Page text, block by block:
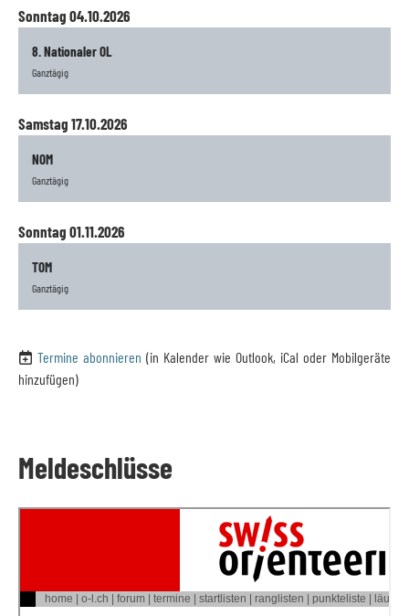
Sonntag 04.10.2026
8. Nationaler OL
Ganztägig
Samstag 17.10.2026
NOM
Ganztägig
Sonntag 01.11.2026
TOM
Ganztägig
Termine abonnieren (in Kalender wie Outlook, iCal oder Mobilgeräte
hinzufügen)
Meldeschlüsse